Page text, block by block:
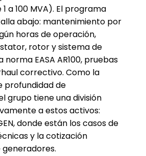
a 100 MVA). El programa
abajo: mantenimiento por
horas de operación,
rotor y sistema de
EASA AR100, pruebas
correctivo. Como la
profundidad de
grupo tiene una división
a estos activos:
donde están los casos de
y la cotización